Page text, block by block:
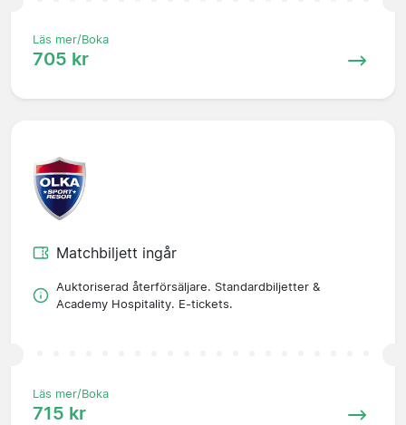
Läs mer/Boka
705 kr
Matchbiljett ingår
Auktoriserad återförsäljare. Standardbiljetter &
Academy Hospitality. E-tickets.
Läs mer/Boka
715 kr